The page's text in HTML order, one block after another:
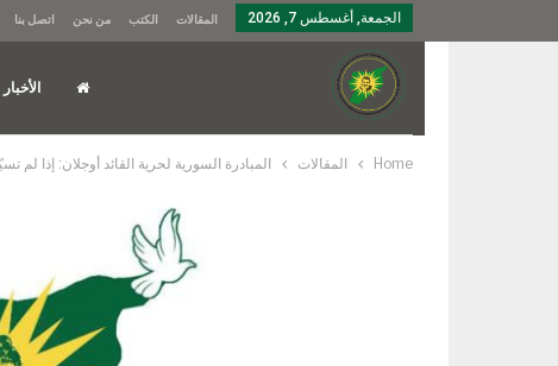
الجمعة, أغسطس 7, 2026 المقالات الكتب من نحن اتصل بنا
الأخبار
Home المقالات ​​​​​​​المبادرة السورية لحرية القائد أوجلان: إذا